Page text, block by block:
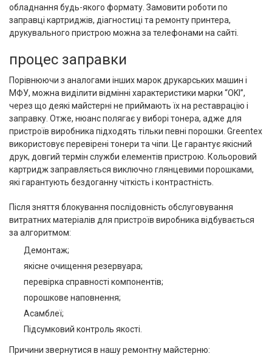
обладнання будь-якого формату. Замовити роботи по
заправці картриджів, діагностиці та ремонту принтера,
друкувального пристрою можна за телефонами на сайті.
процес заправки
Порівнюючи з аналогами інших марок друкарських машин і
МФУ, можна виділити відмінні характеристики марки “OKI”,
через що деякі майстерні не приймають їх на реставрацію і
заправку. Отже, нюанс полягає у виборі тонера, адже для
пристроїв виробника підходять тільки певні порошки. Greentex
використовує перевірені тонери та чіпи. Це гарантує якісний
друк, довгий термін служби елементів пристрою. Кольоровий
картридж заправляється виключно глянцевими порошками,
які гарантують бездоганну чіткість і контрастність.
Після зняття блокування послідовність обслуговування
витратних матеріалів для пристроїв виробника відбувається
за алгоритмом:
Демонтаж;
якісне очищення резервуара;
перевірка справності компонентів;
порошкове наповнення;
Асамблеї;
Підсумковий контроль якості.
Причини звернутися в нашу ремонтну майстерню: